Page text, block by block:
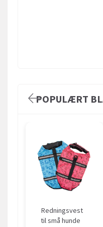
POPULÆRT
Redningsvest
til små hunde